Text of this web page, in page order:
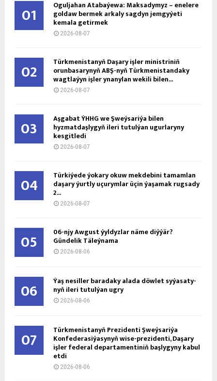
01 Oguljahan Atabaýewa: Maksadymyz – enelere
goldaw bermek arkaly sagdyn jemgyýeti
kemala getirmek
2026-08-07
02 Türkmenistanyň Daşary işler ministriniň
orunbasarynyň ABŞ-nyň Türkmenistandaky
wagtlaýyn işler ynanylan wekili bilen...
2026-08-07
03 Aşgabat ÝHHG we Şweýsariýa bilen
hyzmatdaşlygyň ileri tutulýan ugurlaryny
kesgitledi
2026-08-07
04 Türkiýede ýokary okuw mekdebini tamamlan
daşary ýurtly uçurymlar üçin ýaşamak rugsady
2...
2026-08-07
05 06-njy Awgust ýyldyzlar näme diýýär?
Gündelik Täleýnama
2026-08-06
06 Ýaş ne­sil­ler ba­ra­da­ky ala­da döw­let sy­ýa­sa­ty­
nyň ile­ri tu­tul­ýan ug­ry
2026-08-06
07 Türkmenistanyň Prezidenti Şweýsariýa
Konfederasiýasynyň wise-prezidenti, Daşary
işler federal departamentiniň başlygyny kabul
etdi
2026-08-06